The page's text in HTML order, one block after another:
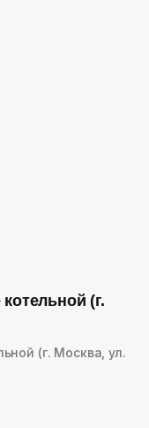
(г.
(г. Москва, ул.